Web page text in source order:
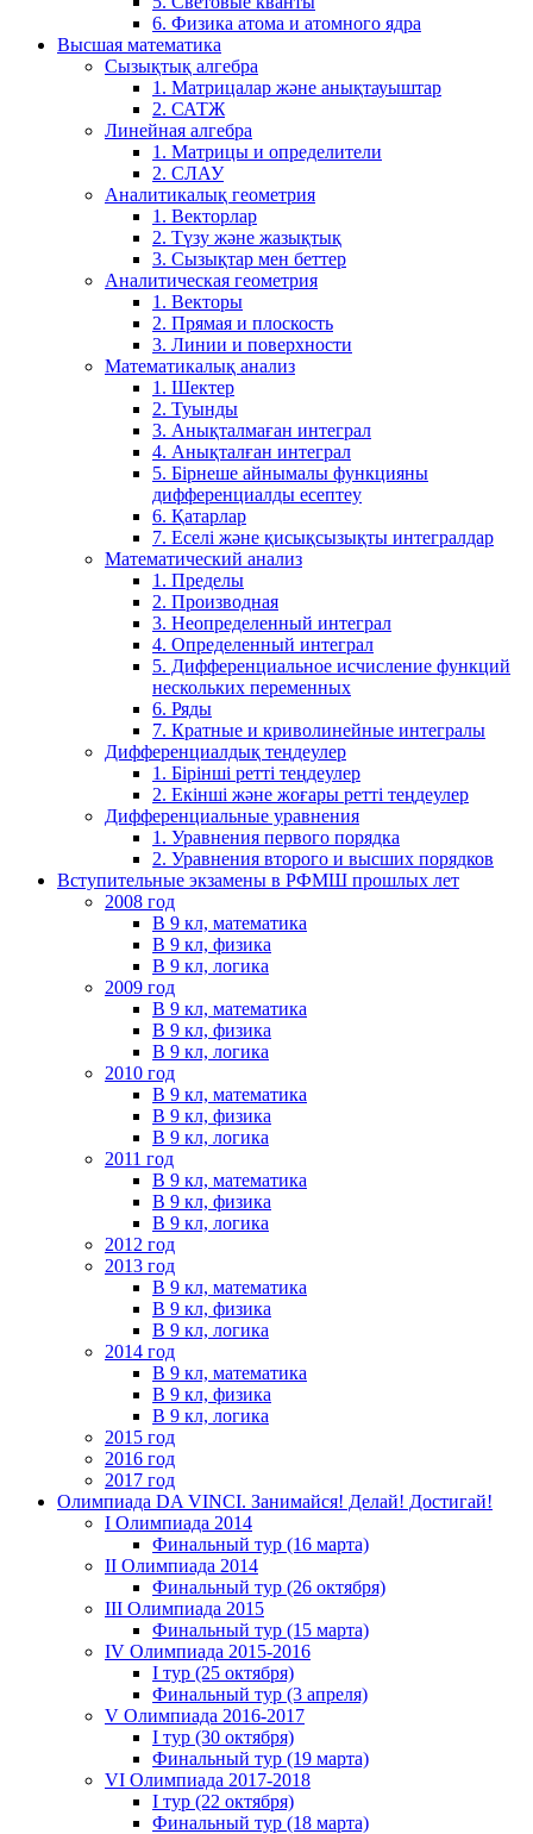
6. Физика атома и атомного ядра
Высшая математика
Сызықтық алгебра
1. Матрицалар және анықтауыштар
2. САТЖ
Линейная алгебра
1. Матрицы и определители
2. СЛАУ
Аналитикалық геометрия
1. Векторлар
2. Түзу және жазықтық
3. Сызықтар мен беттер
Аналитическая геометрия
1. Векторы
2. Прямая и плоскость
3. Линии и поверхности
Математикалық анализ
1. Шектер
2. Туынды
3. Анықталмаған интеграл
4. Анықталған интеграл
5. Бірнеше айнымалы функцияны
дифференциалды есептеу
6. Қатарлар
7. Еселі және қисықсызықты интегралдар
Математический анализ
1. Пределы
2. Производная
3. Неопределенный интеграл
4. Определенный интеграл
5. Дифференциальное исчисление функций
нескольких переменных
6. Ряды
7. Кратные и криволинейные интегралы
Дифференциалдық теңдеулер
1. Бірінші ретті теңдеулер
2. Екінші және жоғары ретті теңдеулер
Дифференциальные уравнения
1. Уравнения первого порядка
2. Уравнения второго и высших порядков
Вступительные экзамены в РФМШ прошлых лет
2008 год
В 9 кл, математика
В 9 кл, физика
В 9 кл, логика
2009 год
В 9 кл, математика
В 9 кл, физика
В 9 кл, логика
2010 год
В 9 кл, математика
В 9 кл, физика
В 9 кл, логика
2011 год
В 9 кл, математика
В 9 кл, физика
В 9 кл, логика
2012 год
2013 год
В 9 кл, математика
В 9 кл, физика
В 9 кл, логика
2014 год
В 9 кл, математика
В 9 кл, физика
В 9 кл, логика
2015 год
2016 год
2017 год
Олимпиада DA VINCI. Занимайся! Делай! Достигай!
I Олимпиада 2014
Финальный тур (16 марта)
II Олимпиада 2014
Финальный тур (26 октября)
III Олимпиада 2015
Финальный тур (15 марта)
IV Олимпиада 2015-2016
I тур (25 октября)
Финальный тур (3 апреля)
V Олимпиада 2016-2017
I тур (30 октября)
Финальный тур (19 марта)
VI Олимпиада 2017-2018
I тур (22 октября)
Финальный тур (18 марта)